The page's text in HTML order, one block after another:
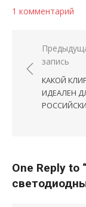
1 комментарий
запись
КАКОЙ
ИДЕАЛЕН
One Reply